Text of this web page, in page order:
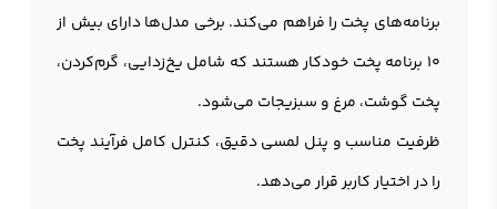
برنامه‌های پخت را فراهم می‌کند. برخی مدل‌ها دارای بیش از
10 برنامه پخت خودکار هستند که شامل یخ‌زدایی، گرم‌کردن،
پخت گوشت، مرغ و سبزیجات می‌شود.
ظرفیت مناسب و پنل لمسی دقیق، کنترل کامل فرآیند پخت
را در اختیار کاربر قرار می‌دهد.